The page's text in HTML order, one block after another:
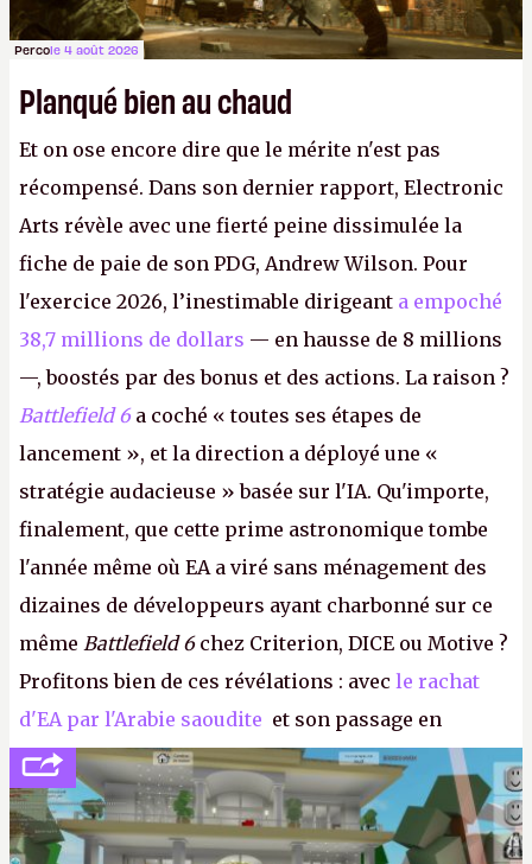
Percole 4 août 2026
Planqué bien au chaud
Et on ose encore dire que le mérite n'est pas
récompensé. Dans son dernier rapport, Electronic
Arts révèle avec une fierté peine dissimulée la
fiche de paie de son PDG, Andrew Wilson. Pour
l'exercice 2026, l’inestimable dirigeant a empoché
38,7 millions de dollars — en hausse de 8 millions
—, boostés par des bonus et des actions. La raison ?
Battlefield 6 a coché « toutes ses étapes de
lancement », et la direction a déployé une «
stratégie audacieuse » basée sur l'IA. Qu'importe,
finalement, que cette prime astronomique tombe
l'année même où EA a viré sans ménagement des
dizaines de développeurs ayant charbonné sur ce
même Battlefield 6chez Criterion, DICE ou Motive ?
Profitons bien de ces révélations : avec le rachat
d'EA par l'Arabie saoudite et son passage en
société privée, l'éditeur n'aura bientôt plus
l'obligation de publier ses bilans. Encore une
victoire pour la transparence.P.